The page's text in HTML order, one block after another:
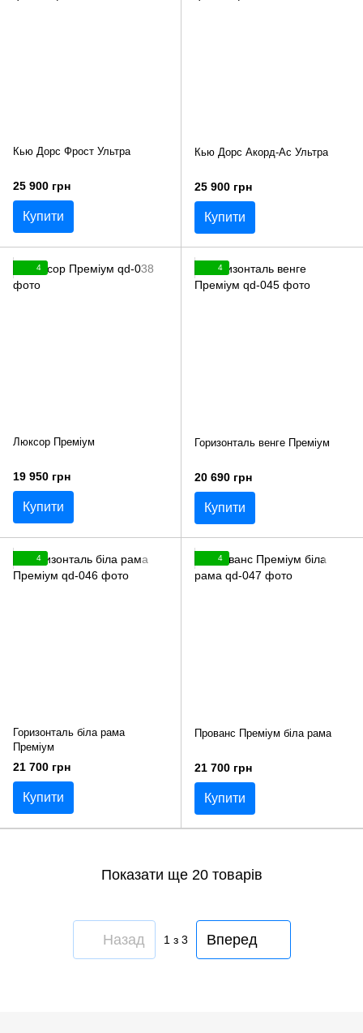
Кью Дорс Фрост Ультра
25 900 грн
Купити
Кью Дорс Акорд-Ас Ультра
25 900 грн
Купити
4
Люксор Преміум
19 950 грн
Купити
4
Горизонталь венге Преміум
20 690 грн
Купити
4
Горизонталь біла рама
Преміум
21 700 грн
Купити
4
Прованс Преміум біла рама
21 700 грн
Купити
Показати ще 20 товарів
Назад 1з 3 Вперед